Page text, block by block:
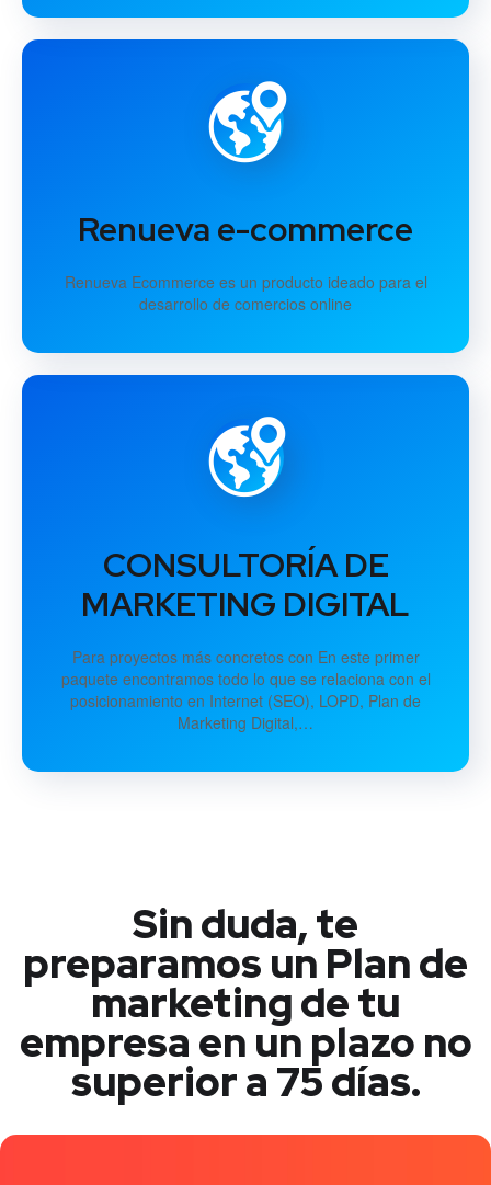
Renueva e-commerce
Renueva Ecommerce es un producto ideado para el
desarrollo de comercios online
CONSULTORÍA DE
MARKETING DIGITAL
Para proyectos más concretos con En este primer
paquete encontramos todo lo que se relaciona con el
posicionamiento en Internet (SEO), LOPD, Plan de
Marketing Digital,…
Sin duda, te
preparamos un Plan de
marketing de tu
empresa en un plazo no
superior a 75 días.